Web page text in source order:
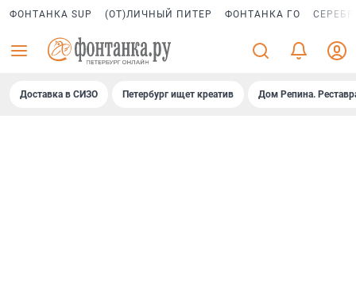
ФОНТАНКА SUP (ОТ)ЛИЧНЫЙ ПИТЕР ФОНТАНКА ГО
Доставка в СИЗО Петербург ищет креатив Дом Репина.